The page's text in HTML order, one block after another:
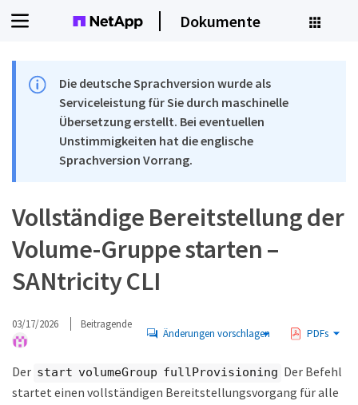
Dokumente
Die deutsche Sprachversion wurde als
Serviceleistung für Sie durch maschinelle
Übersetzung erstellt. Bei eventuellen
Unstimmigkeiten hat die englische
Sprachversion Vorrang.
Vollständige Bereitstellung der
Volume-Gruppe starten –
SANtricity CLI
03/17/2026 Beitragende
Änderungen vorschlagen PDFs
Der start volumeGroup fullProvisioning Der Befehl
startet einen vollständigen Bereitstellungsvorgang für alle